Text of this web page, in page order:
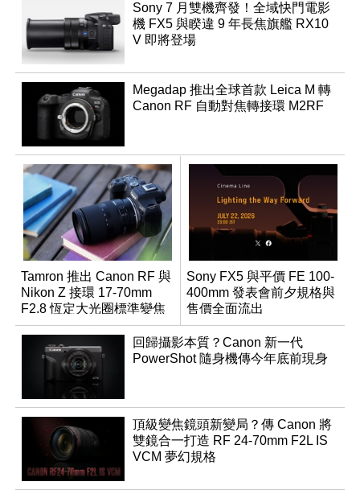
Sony 7 月雙機齊發！全域快門電影
機 FX5 與睽違 9 年長焦旗艦 RX10
V 即將登場
Megadap 推出全球首款 Leica M 轉
Canon RF 自動對焦轉接環 M2RF
Tamron 推出 Canon RF 與
Nikon Z 接環 17-70mm
F2.8 恆定大光圈標準變焦
鏡
Sony FX5 與平價 FE 100-
400mm 發表會前夕規格與
售價全面流出
回歸攝影本質？Canon 新一代
PowerShot 隨身機傳今年底前現身
頂級變焦鏡頭新變局？傳 Canon 將
雙鏡合一打造 RF 24-70mm F2L IS
VCM 夢幻規格